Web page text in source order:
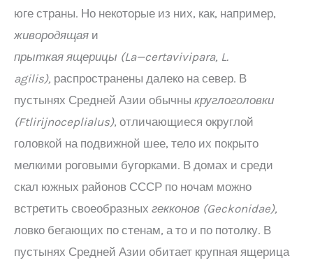
юге страны. Но некоторые из них, как, например,
живородящая и
прыткая ящерицы (La—certavivipara, L.
agilis), распространены далеко на север. В
пустынях Средней Азии обычны круглоголовки
(Ftlirijnoceplialus), отличающиеся округлой
головкой на подвижной шее, тело их покрыто
мелкими роговыми бугорками. В домах и среди
скал южных районов СССР по ночам можно
встретить своеобразных гекконов (Geckonidae),
ловко бегающих по стенам, а то и по потолку. В
пустынях Средней Азии обитает крупная ящерица